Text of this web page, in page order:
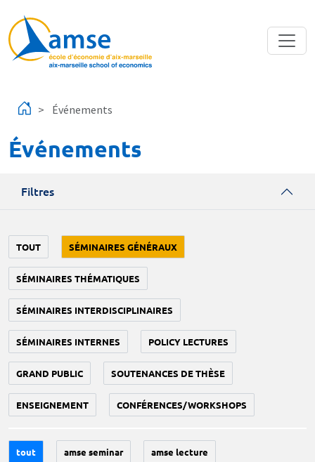
Événements
Événements
Filtres
TOUT SÉMINAIRES GÉNÉRAUX
SÉMINAIRES THÉMATIQUES
SÉMINAIRES INTERDISCIPLINAIRES
SÉMINAIRES INTERNES POLICY LECTURES
GRAND PUBLIC SOUTENANCES DE THÈSE
ENSEIGNEMENT CONFÉRENCES/WORKSHOPS
tout amse seminar amse lecture